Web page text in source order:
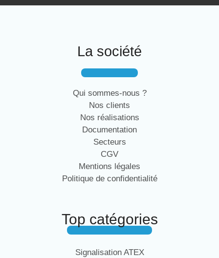
La société
Qui sommes-nous ?
Nos clients
Nos réalisations
Documentation
Secteurs
CGV
Mentions légales
Politique de confidentialité
Top catégories
Signalisation ATEX